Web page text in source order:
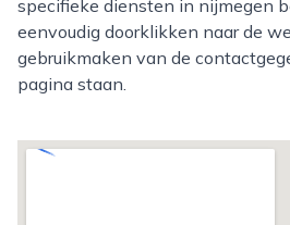
specifieke diensten in nijmegen
eenvoudig doorklikken naar de
gebruikmaken van de
pagina staan.